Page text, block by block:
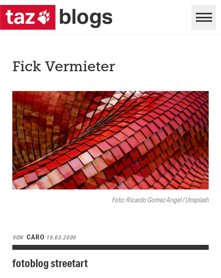
Foto: Ricardo Gomez Angel / Unsplash
Fick Vermieter
VON CARO 19.03.2009
fotoblog streetart